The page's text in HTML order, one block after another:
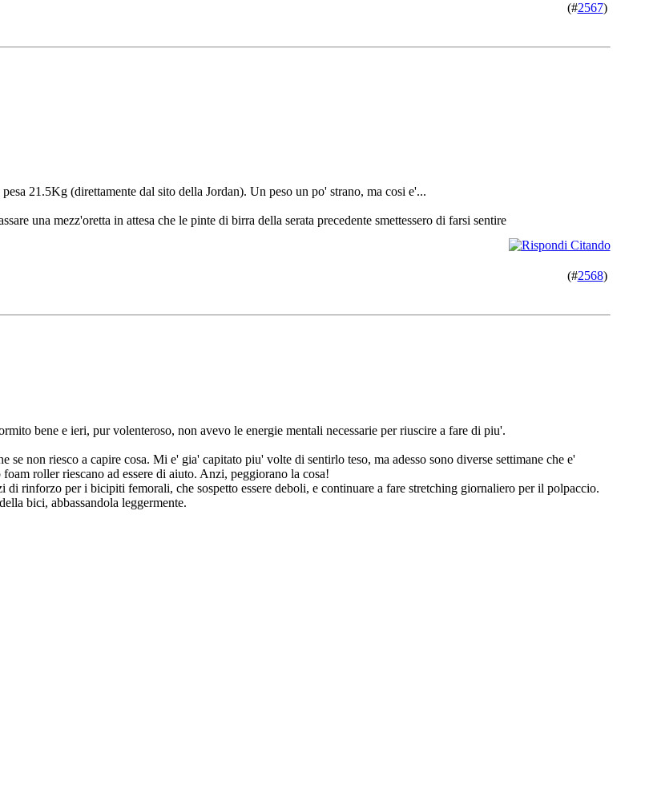
(#2567)
21.5Kg (direttamente dal sito della Jordan). Un peso un po' strano, ma cosi e'...
una mezz'oretta in attesa che le pinte di birra della serata precedente smettessero di farsi sentire
(#2568)
bene e ieri, pur volenteroso, non avevo le energie mentali necessarie per riuscire a fare di piu'.
se non riesco a capire cosa. Mi e' gia' capitato piu' volte di sentirlo teso, ma adesso sono diverse settimane che e'
roller riescano ad essere di aiuto. Anzi, peggiorano la cosa!
di rinforzo per i bicipiti femorali, che sospetto essere deboli, e continuare a fare stretching giornaliero per il polpaccio.
bici, abbassandola leggermente.